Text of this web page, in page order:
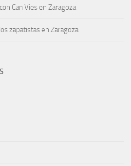
Can Vies en Zaragoza
zapatistas en Zaragoza